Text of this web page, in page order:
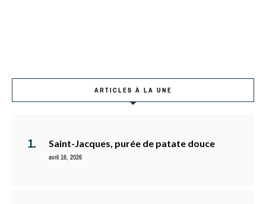
ARTICLES À LA UNE
Saint-Jacques, purée de patate douce
avril 16, 2026